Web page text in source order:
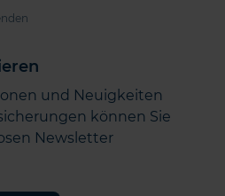
und Neuigkeiten
können Sie
Newsletter